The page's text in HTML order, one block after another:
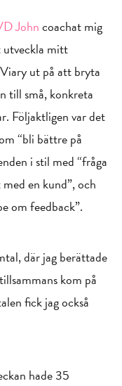
Johncoachat mig
mitt
ut på att bryta
till små, konkreta
Följaktligen var det
“bli bättre på
i stil med “fråga
en kund”, och
om feedback”.
där jag berättade
kom på
fick jag också
hade 35